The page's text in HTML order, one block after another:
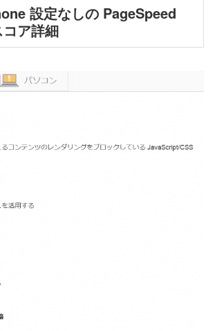
設定なしの PageSpeed
ア詳細